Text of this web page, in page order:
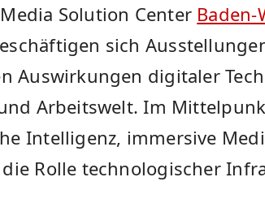
Solution Center
sich
Auswirkungen digitaler
Arbeitswelt. Im
Intelligenz, immersive
Rolle technologischer